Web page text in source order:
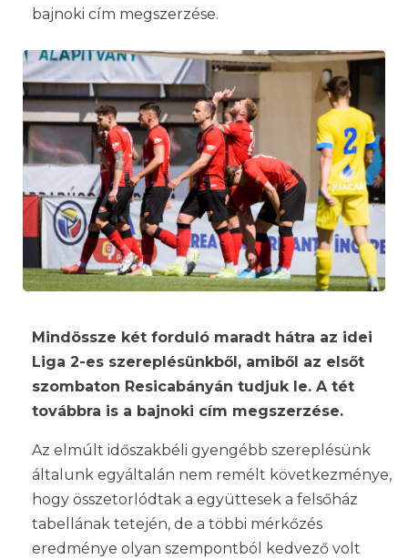
bajnoki cím megszerzése.
Mindössze két forduló maradt hátra az idei
Liga 2-es szereplésünkből, amiből az elsőt
szombaton Resicabányán tudjuk le. A tét
továbbra is a bajnoki cím megszerzése.
Az elmúlt időszakbéli gyengébb szereplésünk
általunk egyáltalán nem remélt következménye,
hogy összetorlódtak a együttesek a felsőház
tabellának tetején, de a többi mérkőzés
eredménye olyan szempontból kedvező volt